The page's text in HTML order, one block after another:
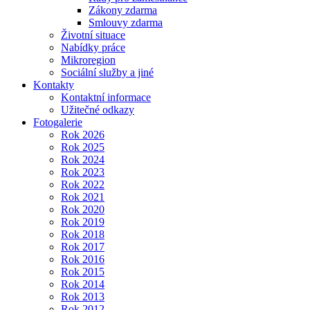
Zákony zdarma
Smlouvy zdarma
Životní situace
Nabídky práce
Mikroregion
Sociální služby a jiné
Kontakty
Kontaktní informace
Užitečné odkazy
Fotogalerie
Rok 2026
Rok 2025
Rok 2024
Rok 2023
Rok 2022
Rok 2021
Rok 2020
Rok 2019
Rok 2018
Rok 2017
Rok 2016
Rok 2015
Rok 2014
Rok 2013